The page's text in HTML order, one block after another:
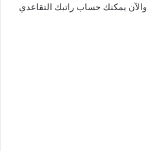
يمكنك حساب راتبك التقاعدي